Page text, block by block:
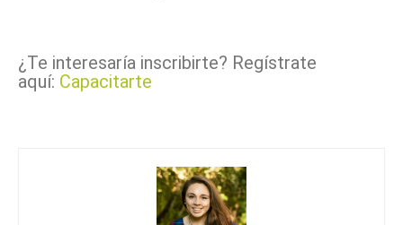
¿Te interesaría inscribirte? Regístrate
aquí: Capacitarte